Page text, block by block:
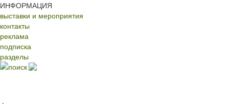
ИНФОРМАЦИЯ
выставки и мероприятия
контакты
реклама
подписка
разделы
поиск